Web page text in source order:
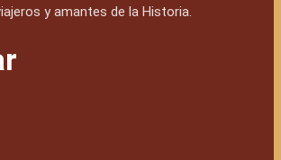
y amantes de la Historia.